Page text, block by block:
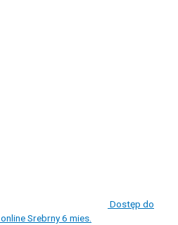
Dostęp do
Srebrny 6 mies.